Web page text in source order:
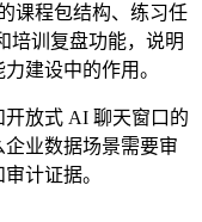
课程包结构、练习任
培训复盘功能，说明
建设中的作用。
放式 AI 聊天窗口的
业数据场景需要审
计证据。